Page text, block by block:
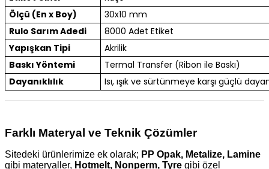
Ölçü (En x Boy)
30x10 mm
Rulo Sarım Adedi
8000 Adet Etiket
Yapışkan Tipi
Akrilik
Baskı Yöntemi
Termal Transfer (Ribon ile Baskı)
Dayanıklılık
Isı, ışık ve sürtünmeye karşı güçlü
Farklı Materyal ve Teknik Çözümler
Sitedeki ürünlerimize ek olarak; PP Opak, Metalize, Lamine
gibi materyaller, Hotmelt, Nonperm, Tyre gibi özel